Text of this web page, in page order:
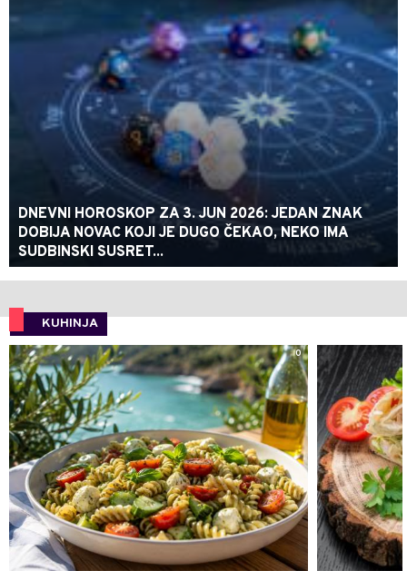
DNEVNI HOROSKOP ZA 3. JUN 2026: JEDAN ZNAK
DOBIJA NOVAC KOJI JE DUGO ČEKAO, NEKO IMA
SUDBINSKI SUSRET...
KUHINJA
0